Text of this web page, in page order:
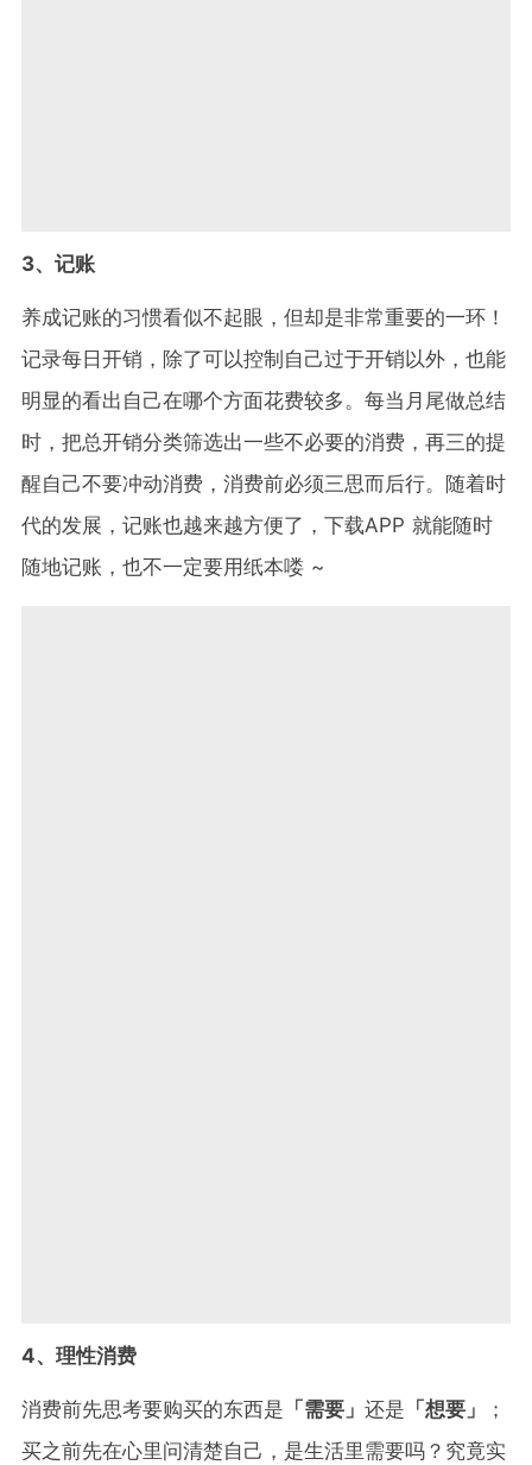
3、记账
养成记账的习惯看似不起眼，但却是非常重要的一环！
记录每日开销，除了可以控制自己过于开销以外，也能
明显的看出自己在哪个方面花费较多。每当月尾做总结
时，把总开销分类筛选出一些不必要的消费，再三的提
醒自己不要冲动消费，消费前必须三思而后行。随着时
代的发展，记账也越来越方便了，下载APP 就能随时
随地记账，也不一定要用纸本喽 ~
4、理性消费
消费前先思考要购买的东西是 「需要」 还是 「想要」
；
买之前先在心里问清楚自己，是生活里需要吗？究竟实